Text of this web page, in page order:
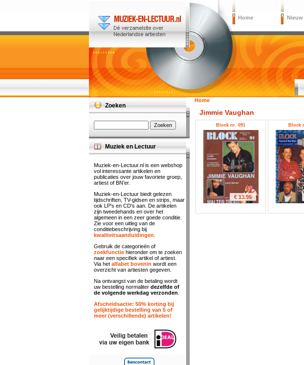
Home Nieuw
Home
Jimmie Vaughan
Block nr. 091
€ 13.95
Block
Zoeken
Muziek en Lectuur
Muziek-en-Lectuur.nl is een webshop
vol interessante artikelen en
publicaties over jouw favoriete groep,
artiest of BN'er.
Muziek-en-Lectuur biedt gelezen
tijdschriften, TV-gidsen en strips, maar
ook LP's en CD's aan. De artikelen
zijn tweedehands en over het
algemeen in een zeer goede conditie.
Zie voor een uitleg van de
conditiebeschrijving bij
kwaliteitsaanduidingen
Gebruik de categorieën of
zoekfunctie hieronder om te zoeken
naar een specifiek artikel of artiest.
Via het alfabet bovenin wordt een
overzicht van artiesten gegeven.
Na ontvangst van de betaling wordt
uw bestelling normaliter dezelfde of
de volgende werkdag verzonden
Afscheidsactie: 50% korting bij
gelijktijdige bestelling van 5 of
meer (verschillende) artikelen!